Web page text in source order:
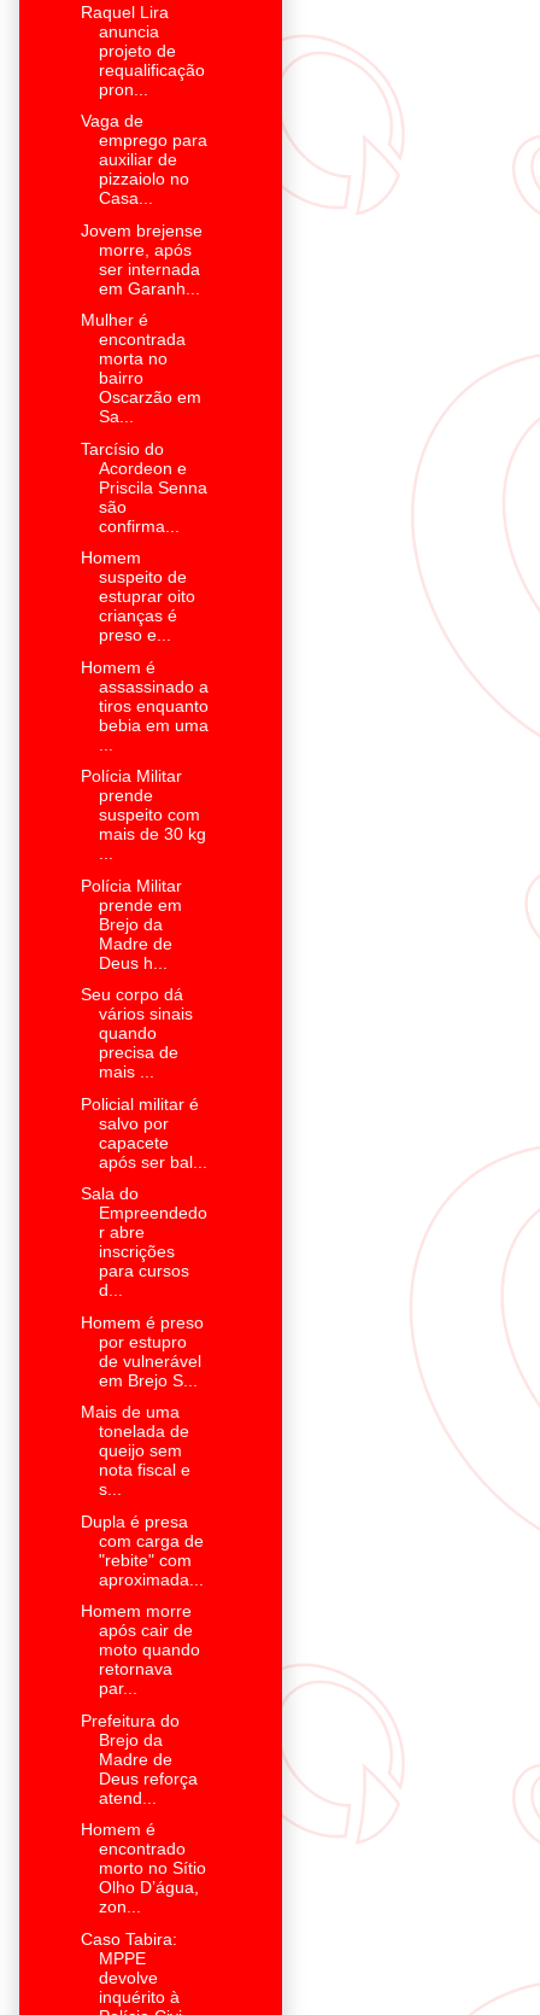
Raquel Lira
anuncia
projeto de
requalificação
pron...
Vaga de
emprego para
auxiliar de
pizzaiolo no
Casa...
Jovem brejense
morre, após
ser internada
em Garanh...
Mulher é
encontrada
morta no
bairro
Oscarzão em
Sa...
Tarcísio do
Acordeon e
Priscila Senna
são
confirma...
Homem
suspeito de
estuprar oito
crianças é
preso e...
Homem é
assassinado a
tiros enquanto
bebia em uma
Polícia Militar
prende
suspeito com
mais de 30 kg
...
Polícia Militar
prende em
Brejo da
Madre de
Deus h...
Seu corpo dá
vários sinais
quando
precisa de
mais ...
Policial militar é
salvo por
capacete
após ser bal...
Sala do
Empreendedo
r abre
inscrições
para cursos
d...
Homem é preso
por estupro
de vulnerável
em Brejo S...
Mais de uma
tonelada de
queijo sem
nota fiscal e
s...
Dupla é presa
com carga de
"rebite" com
aproximada...
Homem morre
após cair de
moto quando
retornava
par...
Prefeitura do
Brejo da
Madre de
Deus reforça
atend...
Homem é
encontrado
morto no Sítio
Olho D’água,
zon...
Caso Tabira:
MPPE
devolve
inquérito à